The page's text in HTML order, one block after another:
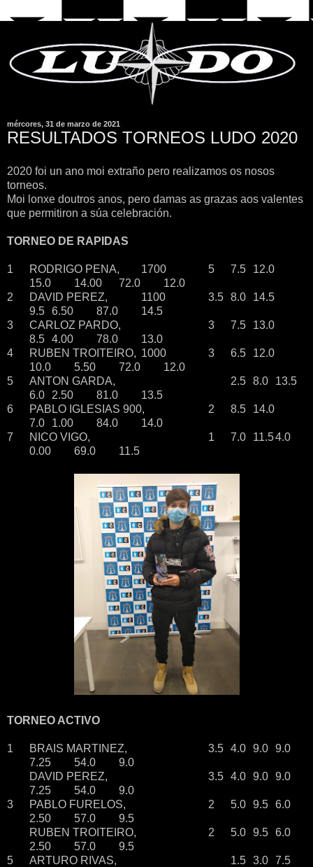
mércores, 31 de marzo de 2021
RESULTADOS TORNEOS LUDO 2020
2020 foi un ano moi extraño pero realizamos os nosos
torneos.
Moi lonxe doutros anos, pero damas as grazas aos valentes
que permitiron a súa celebración.
TORNEO DE RAPIDAS
1 RODRIGO PENA, 1700 5 7.5
12.0
15.0
14.00 72.0
12.0
2
DAVID PEREZ, 1100 3.5 8.0
14.5
9.5 6.50 87.0
14.5
3
CARLOZ PARDO, 3 7.5
13.0
8.5 4.00 78.0
13.0
4
RUBEN TROITEIRO, 1000 3 6.5
12.0
10.0
5.50 72.0
12.0
5
ANTON GARDA, 2.5 8.0
13.5
6.0
2.50 81.0
13.5
6
PABLO IGLESIAS 900, 2 8.5
14.0
7.0
1.00 84.0
14.0
7
NICO VIGO, 1 7.0 11.54.0
0.00
69.0 11.5
TORNEO ACTIVO
1 BRAIS MARTINEZ, 3.5 4.0 9.0 9.0
7.25
54.0
9.0
DAVID PEREZ,
3.5 4.0 9.0 9.0
7.25
54.0
9.0
3
PABLO FURELOS, 2 5.0 9.5 6.0
2.50
57.0
9.5
RUBEN TROITEIRO,
2 5.0 9.5 6.0
2.50
57.0
9.5
5
ARTURO RIVAS, 1.5 3.0 7.5